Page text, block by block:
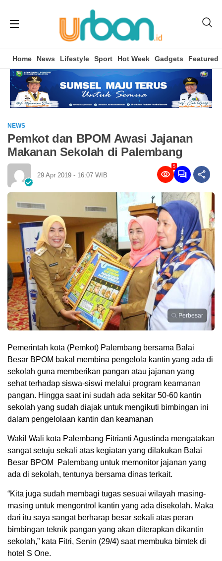
Home News Lifestyle Sport Hot Week Gadgets Featured
NEWS
Pemkot dan BPOM Awasi Jajanan
Makanan Sekolah di Palembang
29 Apr 2019 - 16:07 WIB
5
Perbesar
Pemerintah kota (Pemkot) Palembang bersama Balai
Besar BPOM bakal membina pengelola kantin yang ada di
sekolah guna memberikan pangan atau jajanan yang
sehat terhadap siswa-siswi melalui program keamanan
pangan. Hingga saat ini sudah ada sekitar 50-60 kantin
sekolah yang sudah diajak untuk mengikuti bimbingan ini
dalam pengelolaan kantin dan keamanan
Wakil Wali kota Palembang Fitrianti Agustinda mengatakan
sangat setuju sekali atas kegiatan yang dilakukan Balai
Besar BPOM Palembang untuk memonitor jajanan yang
ada di sekolah, tentunya bersama dinas terkait.
“Kita juga sudah membagi tugas sesuai wilayah masing-
masing untuk mengontrol kantin yang ada disekolah. Maka
dari itu saya sangat berharap besar sekali atas peran
bimbingan teknik pangan yang akan diterapkan dikantin
sekolah,” kata Fitri, Senin (29/4) saat membuka bimtek di
hotel S One.